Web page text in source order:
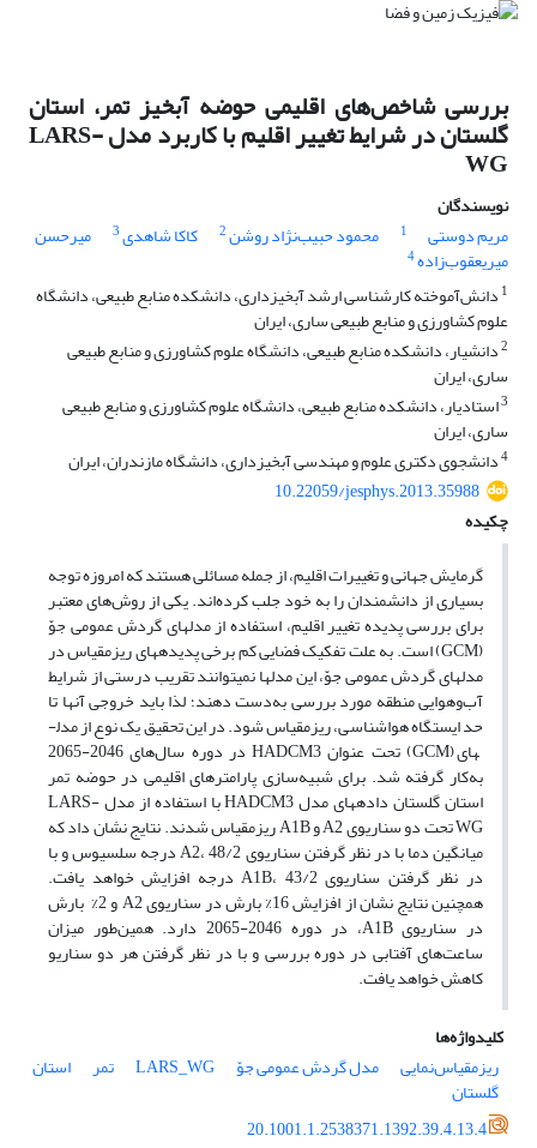
بررسی شاخص‌های اقلیمی حوضه آبخیز تمر، استان
گلستان در شرایط تغییر اقلیم با کاربرد مدل LARS-
WG
نویسندگان
مریم دوستی
1 محمود حبیب‌نژاد روشن2 کاکا شاهدی3 میرحسن
میریعقوب‌زاده4
1 دانش‌آموخته کارشناسی ارشد آبخیزداری، دانشکده منابع طبیعی، دانشگاه
علوم کشاورزی و منابع طبیعی ساری، ایران
2دانشیار، دانشکده منابع طبیعی، دانشگاه علوم کشاورزی و منابع طبیعی
ساری، ایران
3استادیار، دانشکده منابع طبیعی، دانشگاه علوم کشاورزی و منابع طبیعی
ساری، ایران
4دانشجوی دکتری علوم و مهندسی آبخیزداری، دانشگاه مازندران، ایران
10.22059/jesphys.2013.35988
چکیده
گرمایش جهانی و تغییرات اقلیم، از جمله مسائلی هستند که امروزه توجه
بسیاری از دانشمندان را به خود جلب کرده‌اند. یکی از روش‌های معتبر
برای بررسی پدیده تغییر اقلیم، استفاده از مدل­های گردش عمومی جوّ
(GCM) است. به علت تفکیک فضایی کم برخی پدیده­های ریزمقیاس در
مدل­های گردش عمومی جوّ، این مدل­ها نمی­توانند تقریب درستی از شرایط
آب‌وهوایی منطقه مورد بررسی به‌دست دهند؛ لذا باید خروجی آنها تا
حد ایستگاه هواشناسی، ریزمقیاس شود. در این تحقیق یک نوع از مدل­
های (GCM) تحت عنوان HADCM3 در دوره سال‌های 2046-2065
به‌کار گرفته شد. برای شبیه‌‌سازی پارامترهای اقلیمی در حوضه تمر
استان گلستان داده­های مدل HADCM3 با استفاده از مدل LARS-
WG تحت دو سناریوی A2 و A1B ریزمقیاس شدند. نتایج نشان داد که
میانگین دما با در نظر گرفتن سناریوی A2، 48/2 درجه سلسیوس و با
در نظر گرفتن سناریوی A1B، 43/2 درجه افزایش خواهد یافت.
همچنین نتایج نشان از افزایش 16% بارش در سناریوی A2 و 2% بارش
در سناریوی A1B، در دوره 2046-2065 دارد. همین‌طور میزان
ساعت‌های آفتابی در دوره بررسی و با در نظر گرفتن هر دو سناریو
کاهش خواهد یافت.
کلیدواژه‌ها
ریزمقیاس‌‌نمایی
مدل گردش عمومی جوّ LARS_WG تمر استان
گلستان
20.1001.1.2538371.1392.39.4.13.4